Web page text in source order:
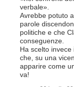
verbale».
Avrebbe potuto
parole
politiche e che
conseguenze.
Ha scelto
che, su una
apparire come
va!